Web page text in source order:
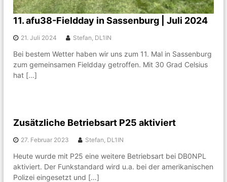
n
k
u
d
T
e
c
h
n
e
R
e
g
11. afu38-Fieldday in Sassenburg | Juli 2024
21. Juli 2024 Stefan, DL1IN
Bei bestem Wetter haben wir uns zum 11. Mal in Sassenburg
zum gemeinsamen Fieldday getroffen. Mit 30 Grad Celsius
hat […]
Zusätzliche Betriebsart P25 aktiviert
27. Februar 2023 Stefan, DL1IN
Heute wurde mit P25 eine weitere Betriebsart bei DB0NPL
aktiviert. Der Funkstandard wird u.a. bei der amerikanischen
Polizei eingesetzt und […]